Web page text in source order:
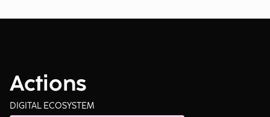
Actions
DIGITAL ECOSYSTEM